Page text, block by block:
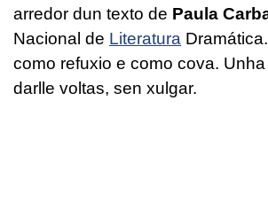
arredor dun texto de Paula
Nacional de Literatura
como refuxio e como cova.
darlle voltas, sen xulgar.